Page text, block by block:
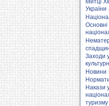
Митці
України
Заходи
Новини
Накази
туризму